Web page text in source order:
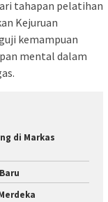
tahapan pelatihan
Kejuruan
kemampuan
mental dalam
di Markas